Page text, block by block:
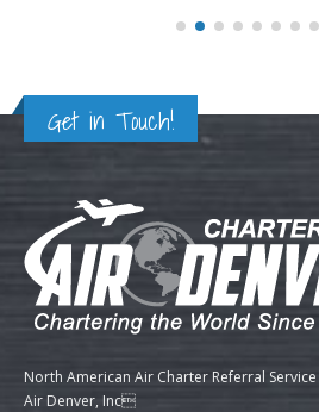
Get in Touch!
North American Air Charter Referral Service
Air Denver, Inc